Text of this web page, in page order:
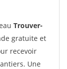
Trouver-
gratuite et
recevoir
Une